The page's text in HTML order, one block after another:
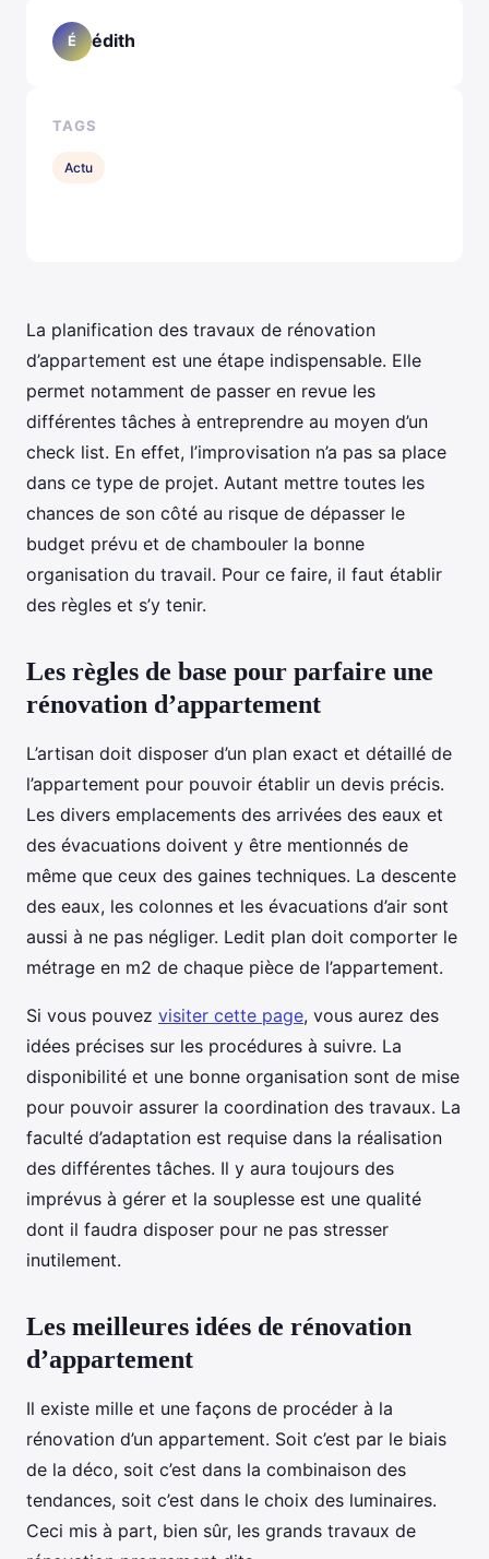
La planification des travaux de rénovation
d’appartement est une étape indispensable. Elle
permet notamment de passer en revue les
différentes tâches à entreprendre au moyen d’un
check list. En effet, l’improvisation n’a pas sa place
dans ce type de projet. Autant mettre toutes les
chances de son côté au risque de dépasser le
budget prévu et de chambouler la bonne
organisation du travail. Pour ce faire, il faut établir
des règles et s’y tenir.
Les règles de base pour parfaire une
rénovation d’appartement
L’artisan doit disposer d’un plan exact et détaillé de
l’appartement pour pouvoir établir un devis précis.
Les divers emplacements des arrivées des eaux et
des évacuations doivent y être mentionnés de
même que ceux des gaines techniques. La descente
des eaux, les colonnes et les évacuations d’air sont
aussi à ne pas négliger. Ledit plan doit comporter le
métrage en m2 de chaque pièce de l’appartement.
Si vous pouvez visiter cette page, vous aurez des
idées précises sur les procédures à suivre. La
disponibilité et une bonne organisation sont de mise
pour pouvoir assurer la coordination des travaux. La
faculté d’adaptation est requise dans la réalisation
des différentes tâches. Il y aura toujours des
imprévus à gérer et la souplesse est une qualité
dont il faudra disposer pour ne pas stresser
inutilement.
Les meilleures idées de rénovation
d’appartement
Il existe mille et une façons de procéder à la
rénovation d’un appartement. Soit c’est par le biais
de la déco, soit c’est dans la combinaison des
tendances, soit c’est dans le choix des luminaires.
Ceci mis à part, bien sûr, les grands travaux de
É édith
TAGS
Actu